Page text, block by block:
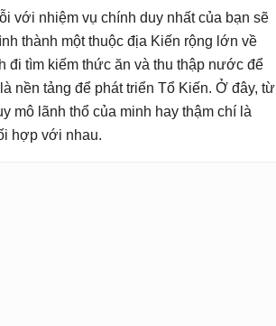
với nhiệm vụ chính duy nhất của bạn sẽ
thành một thuộc địa Kiến rộng lớn về
đi tìm kiếm thức ăn và thu thập nước để
nền tảng để phát triển Tổ Kiến. Ở đây, từ
mô lãnh thổ của minh hay thậm chí là
hợp với nhau.